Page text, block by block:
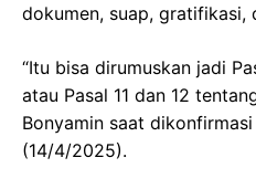
dokumen, suap, gratifikasi,
“Itu bisa dirumuskan jadi
atau Pasal 11 dan 12
Bonyamin saat
(14/4/2025).